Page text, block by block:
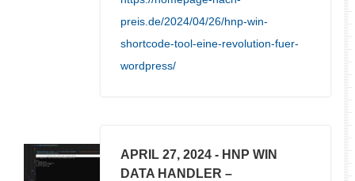
preis.de/2024/04/26/hnp-win-
shortcode-tool-eine-revolution-fuer-
wordpress/
APRIL 27, 2024 - HNP WIN
DATA HANDLER –